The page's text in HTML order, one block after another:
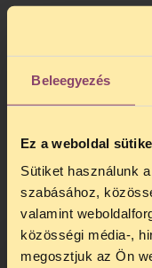
Beleegyezés
Ez a weboldal
Sütiket használunk
szabásához,
valamint
közösségi média-,
megosztjuk az Ön